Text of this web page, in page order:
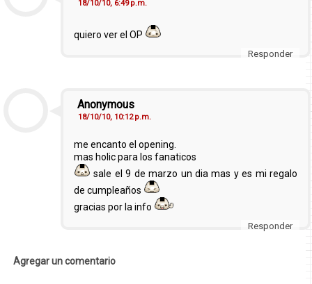
18/10/10, 6:49 p.m.
quiero ver el OP
Responder
Anonymous
18/10/10, 10:12 p.m.
me encanto el opening.
mas holic para los fanaticos
sale el 9 de marzo un dia mas y es mi regalo
de cumpleaños
gracias por la info
Responder
Agregar un comentario